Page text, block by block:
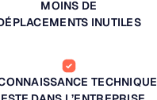
MOINS DE
INUTILES
TECHNIQUE